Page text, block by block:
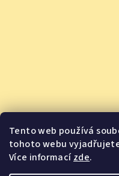
Tento web používá
tohoto webu
Více informacízde.